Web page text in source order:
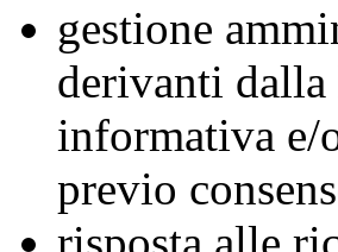
gestione
derivanti dalla
informativa e/
previo
risposta alle